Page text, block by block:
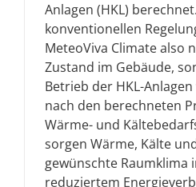
Anlagen (HKL)
konventionellen
MeteoViva Climate also
Zustand im Gebäude,
Betrieb der HKL-
nach den berechneten
Wärme- und
sorgen Wärme, Kälte
gewünschte Raumklima
reduziertem